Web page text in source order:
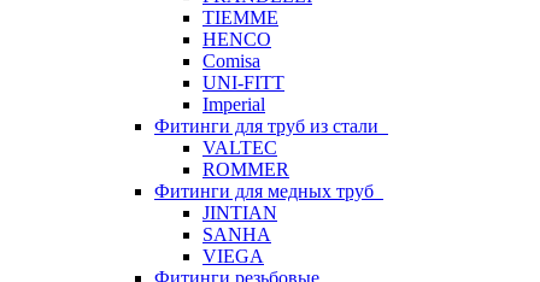
TIEMME
HENCO
Comisa
UNI-FITT
Imperial
Фитинги для труб из стали
VALTEC
ROMMER
Фитинги для медных труб
JINTIAN
SANHA
VIEGA
Фитинги резьбовые